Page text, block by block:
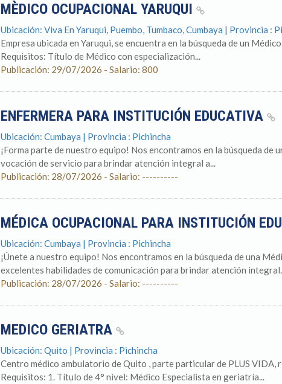
MÈDICO OCUPACIONAL YARUQUI
Ubicación: Viva En Yaruqui, Puembo, Tumbaco, Cumbaya | Provincia :
Empresa ubicada en Yaruqui, se encuentra en la búsqueda de un
Requisitos: Título de Médico con especialización...
Publicación: 29/07/2026 - Salario: 800
ENFERMERA PARA INSTITUCIÓN EDUCATIVA
Ubicación: Cumbaya | Provincia : Pichincha
¡Forma parte de nuestro equipo! Nos encontramos en la búsqueda de
vocación de servicio para brindar atención integral a...
Publicación: 28/07/2026 - Salario: ----------
MÉDICA OCUPACIONAL PARA INSTITUCIÓN
Ubicación: Cumbaya | Provincia : Pichincha
¡Únete a nuestro equipo! Nos encontramos en la búsqueda de una
excelentes habilidades de comunicación para brindar atención
Publicación: 28/07/2026 - Salario: ----------
MEDICO GERIATRA
Ubicación: Quito | Provincia : Pichincha
Centro médico ambulatorio de Quito , parte particular de PLUS
Requisitos: 1. Título de 4° nivel: Médico Especialista en geriatría...